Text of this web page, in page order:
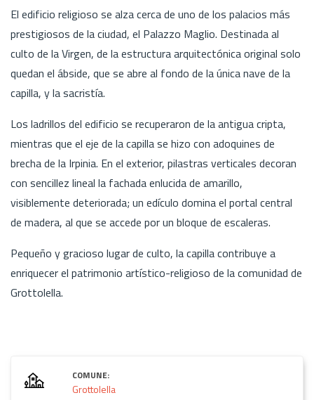
El edificio religioso se alza cerca de uno de los palacios más
prestigiosos de la ciudad, el Palazzo Maglio. Destinada al
culto de la Virgen, de la estructura arquitectónica original solo
quedan el ábside, que se abre al fondo de la única nave de la
capilla, y la sacristía.
Los ladrillos del edificio se recuperaron de la antigua cripta,
mientras que el eje de la capilla se hizo con adoquines de
brecha de la Irpinia. En el exterior, pilastras verticales decoran
con sencillez lineal la fachada enlucida de amarillo,
visiblemente deteriorada; un edículo domina el portal central
de madera, al que se accede por un bloque de escaleras.
Pequeño y gracioso lugar de culto, la capilla contribuye a
enriquecer el patrimonio artístico-religioso de la comunidad de
Grottolella.
COMUNE:
Grottolella